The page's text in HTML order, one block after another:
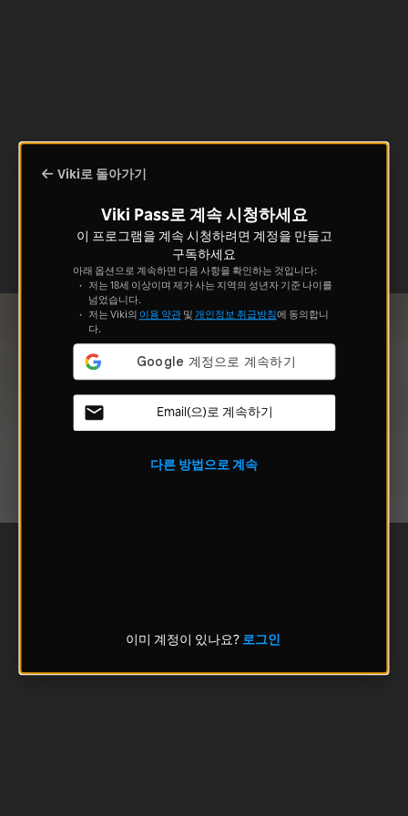
Viki로 돌아가기
Viki Pass로 계속 시청하세요
이 프로그램을 계속 시청하려면 계정을 만들고
구독하세요
아래 옵션으로 계속하면 다음 사항을 확인하는 것입니다:
저는 18세 이상이며 제가 사는 지역의 성년자 기준 나이를
넘었습니다.
저는 Viki의 이용 약관및 개인정보 취급방침에 동의합니
다.
Email(으)로 계속하기
다른 방법으로 계속
이미 계정이 있나요? 로그인